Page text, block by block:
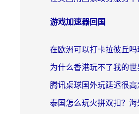
游戏加速器回国